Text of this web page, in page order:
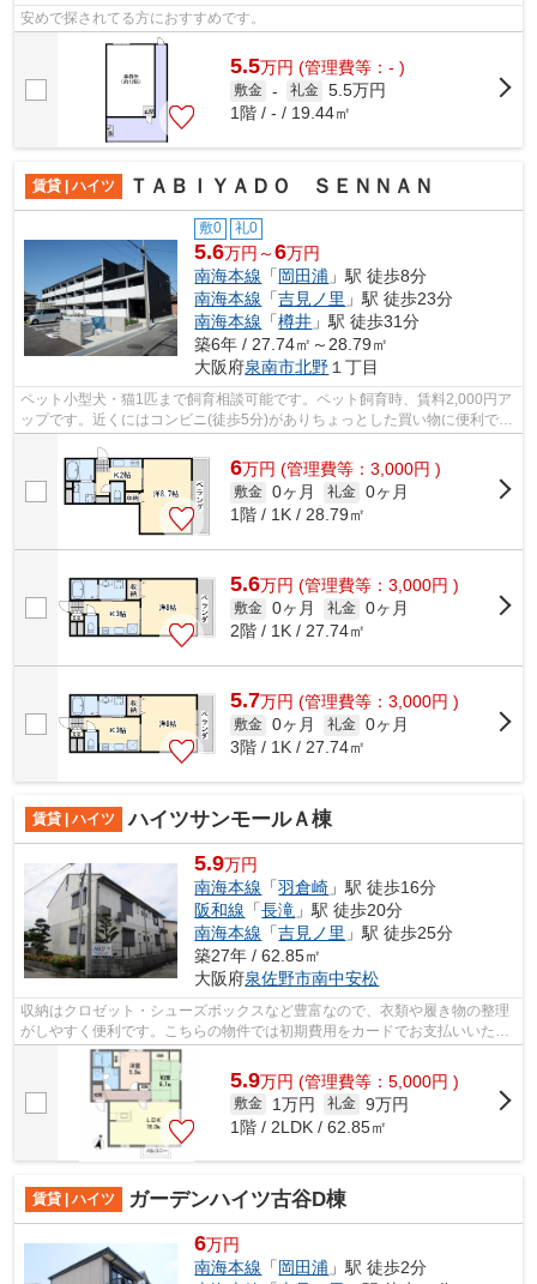
安めで探されてる方におすすめです。
5.5万円 (管理費等：- )
敷金 - 礼金 5.5万円
1階 / - / 19.44㎡
賃貸 | ハイツ ＴＡＢＩＹＡＤＯ ＳＥＮＮＡＮ
敷0 礼0
5.6万円～6万円
南海本線 「岡田浦 」駅 徒歩8分
南海本線 「吉見ノ里 」駅 徒歩23分
南海本線 「樽井 」駅 徒歩31分
築6年 / 27.74㎡～28.79㎡
大阪府泉南市北野 １丁目
ペット小型犬・猫1匹まで飼育相談可能です。ペット飼育時、賃料2,000円ア
ップです。近くにはコンビニ(徒歩5分)がありちょっとした買い物に便利で
す。
6万円 (管理費等：3,000円 )
敷金 0ヶ月 礼金 0ヶ月
1階 / 1K / 28.79㎡
5.6万円 (管理費等：3,000円 )
敷金 0ヶ月 礼金 0ヶ月
2階 / 1K / 27.74㎡
5.7万円 (管理費等：3,000円 )
敷金 0ヶ月 礼金 0ヶ月
3階 / 1K / 27.74㎡
賃貸 | ハイツ ハイツサンモールＡ棟
5.9万円
南海本線 「羽倉崎 」駅 徒歩16分
阪和線 「長滝 」駅 徒歩20分
南海本線 「吉見ノ里 」駅 徒歩25分
築27年 / 62.85㎡
大阪府泉佐野市南中安松
収納はクロゼット・シューズボックスなど豊富なので、衣類や履き物の整理
がしやすく便利です。こちらの物件では初期費用をカードでお支払いいただ
5.9万円 (管理費等：5,000円 )
敷金 1万円 礼金 9万円
1階 / 2LDK / 62.85㎡
賃貸 | ハイツ ガーデンハイツ古谷D棟
6万円
南海本線 「岡田浦 」駅 徒歩2分